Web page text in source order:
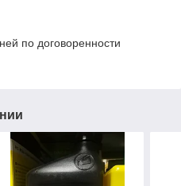
по договоренности